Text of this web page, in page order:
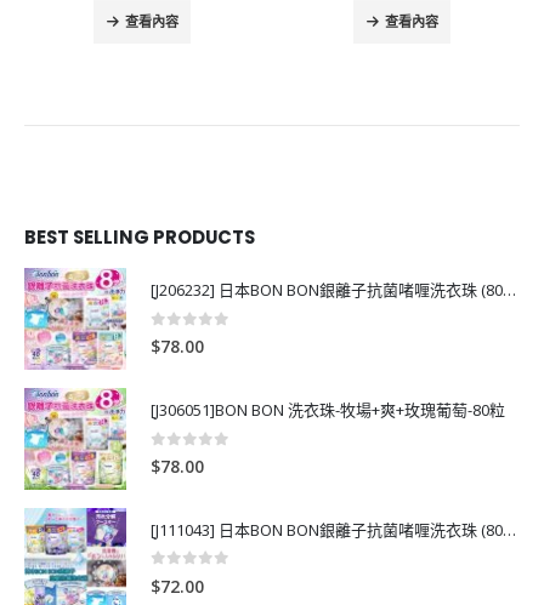
查看內容 查看內容
BEST SELLING PRODUCTS
[J206232] 日本BON BON銀離子抗菌啫喱洗衣珠 (80粒)
0
$78.00
[J306051]BON BON 洗衣珠-牧場+爽+玫瑰葡萄-80粒
0
$78.00
[J111043] 日本BON BON銀離子抗菌啫喱洗衣珠 (80粒)
0
$72.00